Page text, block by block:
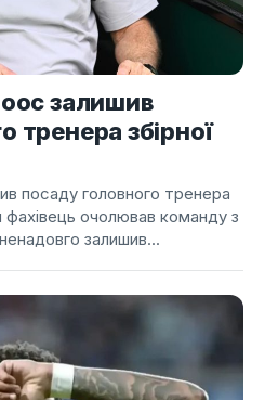
залишив
тренера збірної
посаду головного тренера
фахівець очолював команду з
залишив...